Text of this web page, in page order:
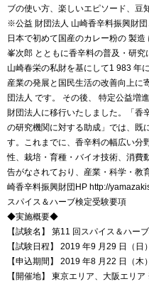
ブの使い方、楽しいエピソード、豆
※公益 財団法人 山崎香辛料振興財団
日本で初めて国産のカレー粉の 製
峯次郎 とともに香辛料の普及・研究
山崎春栄の私財を基にして1 983 年
産業の発展と国民生活の改善向上に
団法人 です。 その後、 特定公益増
財団法人に移行いたしました。「香
の研究機関に対する助成」では、既
す。これまでに、香辛料の幅広い分
性、栽培・育種・バイオ技術、消費
告がなされており、産業・科学・教
崎香辛料振興財団HP http://
スパイス＆ハーブ検定受験要項
◆実施概要◆
【試験名】 第11 回スパイス＆ハー
【試験日程】 2019 年9 月29 日（日）
【申込期間】 2019 年8 月22 日（木
【開催地】 東京エリア、大阪エリ